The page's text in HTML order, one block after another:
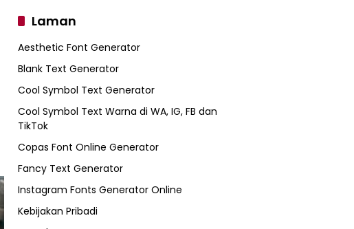
Laman
Aesthetic Font Generator
Blank Text Generator
Cool Symbol Text Generator
Cool Symbol Text Warna di WA, IG, FB dan
TikTok
Copas Font Online Generator
Fancy Text Generator
Instagram Fonts Generator Online
Kebijakan Pribadi